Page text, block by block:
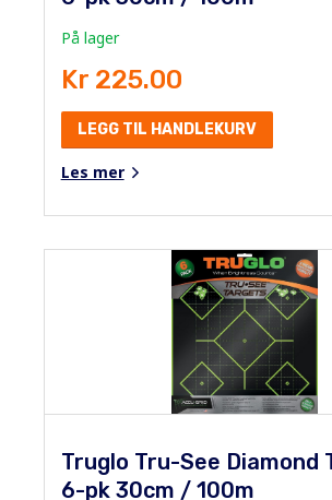
På lager
Kr 225.00
LEGG TIL HANDLEKURV
Les mer
Truglo Tru-See Diamond
6-pk 30cm / 100m